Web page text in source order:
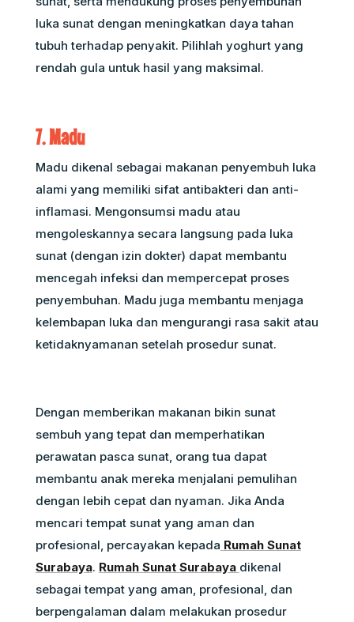
luka sunat dengan meningkatkan daya tahan
tubuh terhadap penyakit. Pilihlah yoghurt yang
rendah gula untuk hasil yang maksimal.
7. Madu
Madu dikenal sebagai makanan penyembuh luka
alami yang memiliki sifat antibakteri dan anti-
inflamasi. Mengonsumsi madu atau
mengoleskannya secara langsung pada luka
sunat (dengan izin dokter) dapat membantu
mencegah infeksi dan mempercepat proses
penyembuhan. Madu juga membantu menjaga
kelembapan luka dan mengurangi rasa sakit atau
ketidaknyamanan setelah prosedur sunat.
Dengan memberikan makanan bikin sunat
sembuh yang tepat dan memperhatikan
perawatan pasca sunat, orang tua dapat
membantu anak mereka menjalani pemulihan
dengan lebih cepat dan nyaman. Jika Anda
mencari tempat sunat yang aman dan
profesional, percayakan kepada Rumah Sunat
Surabaya. Rumah Sunat Surabaya dikenal
sebagai tempat yang aman, profesional, dan
berpengalaman dalam melakukan prosedur